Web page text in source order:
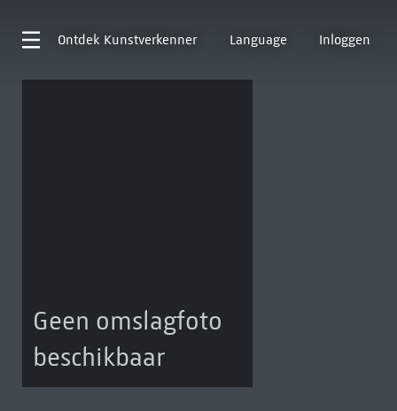
Ontdek Kunstverkenner Language Inloggen
Geen omslagfoto
beschikbaar